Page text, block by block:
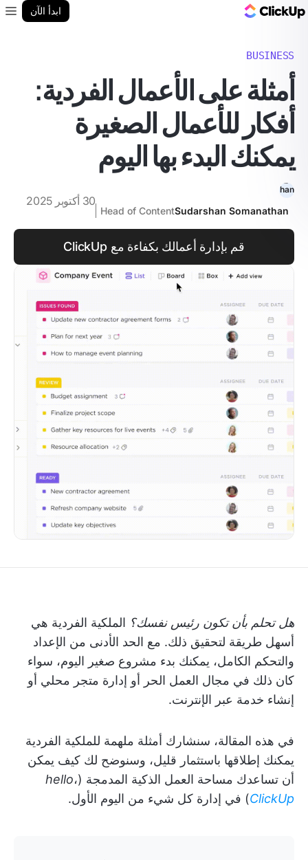
ابدأ الآن
BUSINESS
أمثلة على الأعمال الفردية:
أفكار للأعمال الصغيرة
يمكنك البدء بها اليوم
Sudarshan Somanathan
Head of Content
30 أكتوبر 2025
قم بإدارة أعمالك بكفاءة مع ClickUp
هل تحلم بأن تكون رئيس نفسك؟ الملكية الفردية هي
أسهل طريقة لتحقيق ذلك. مع الحد الأدنى من الإعداد
والتحكم الكامل، يمكنك بدء مشروع صغير اليوم، سواء
كان ذلك في مجال العمل الحر أو إدارة متجر محلي أو
إنشاء خدمة عبر الإنترنت.
في هذه المقالة، سنشارك أمثلة ملهمة للملكية الفردية
يمكنك إطلاقها باستثمار قليل، وسنوضح لك كيف يمكن
أن تساعدك مساحة العمل الذكية المدمجة ( hello،
ClickUp) في إدارة كل شيء من اليوم الأول.